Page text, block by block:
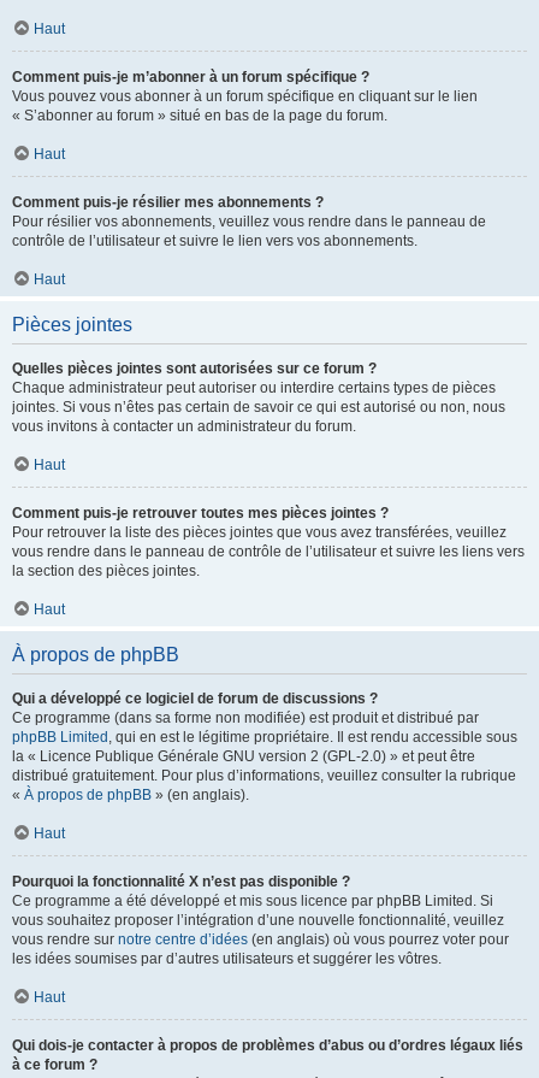
Haut
Comment puis-je m’abonner à un forum spécifique ?
Vous pouvez vous abonner à un forum spécifique en cliquant sur le lien
« S’abonner au forum » situé en bas de la page du forum.
Haut
Comment puis-je résilier mes abonnements ?
Pour résilier vos abonnements, veuillez vous rendre dans le panneau de
contrôle de l’utilisateur et suivre le lien vers vos abonnements.
Haut
Pièces jointes
Quelles pièces jointes sont autorisées sur ce forum ?
Chaque administrateur peut autoriser ou interdire certains types de pièces
jointes. Si vous n’êtes pas certain de savoir ce qui est autorisé ou non, nous
vous invitons à contacter un administrateur du forum.
Haut
Comment puis-je retrouver toutes mes pièces jointes ?
Pour retrouver la liste des pièces jointes que vous avez transférées, veuillez
vous rendre dans le panneau de contrôle de l’utilisateur et suivre les liens vers
la section des pièces jointes.
Haut
À propos de phpBB
Qui a développé ce logiciel de forum de discussions ?
Ce programme (dans sa forme non modifiée) est produit et distribué par
phpBB Limited , qui en est le légitime propriétaire. Il est rendu accessible sous
la « Licence Publique Générale GNU version 2 (GPL-2.0) » et peut être
distribué gratuitement. Pour plus d’informations, veuillez consulter la rubrique
« À propos de phpBB » (en anglais).
Haut
Pourquoi la fonctionnalité X n’est pas disponible ?
Ce programme a été développé et mis sous licence par phpBB Limited. Si
vous souhaitez proposer l’intégration d’une nouvelle fonctionnalité, veuillez
vous rendre sur notre centre d’idées (en anglais) où vous pourrez voter pour
les idées soumises par d’autres utilisateurs et suggérer les vôtres.
Haut
Qui dois-je contacter à propos de problèmes d’abus ou d’ordres légaux liés
à ce forum ?